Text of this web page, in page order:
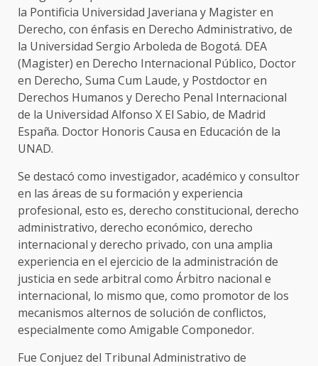
la Pontificia Universidad Javeriana y Magister en
Derecho, con énfasis en Derecho Administrativo, de
la Universidad Sergio Arboleda de Bogotá. DEA
(Magister) en Derecho Internacional Público, Doctor
en Derecho, Suma Cum Laude, y Postdoctor en
Derechos Humanos y Derecho Penal Internacional
de la Universidad Alfonso X El Sabio, de Madrid
España. Doctor Honoris Causa en Educación de la
UNAD.
Se destacó como investigador, académico y consultor
en las áreas de su formación y experiencia
profesional, esto es, derecho constitucional, derecho
administrativo, derecho económico, derecho
internacional y derecho privado, con una amplia
experiencia en el ejercicio de la administración de
justicia en sede arbitral como Árbitro nacional e
internacional, lo mismo que, como promotor de los
mecanismos alternos de solución de conflictos,
especialmente como Amigable Componedor.
Fue Conjuez del Tribunal Administrativo de